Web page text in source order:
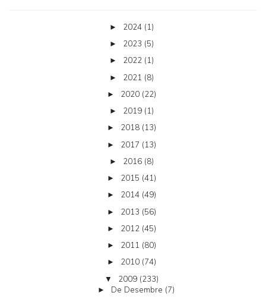
► 2024 (1)
► 2023 (5)
► 2022 (1)
► 2021 (8)
► 2020 (22)
► 2019 (1)
► 2018 (13)
► 2017 (13)
► 2016 (8)
► 2015 (41)
► 2014 (49)
► 2013 (56)
► 2012 (45)
► 2011 (80)
► 2010 (74)
▼ 2009 (233)
► De Desembre (7)